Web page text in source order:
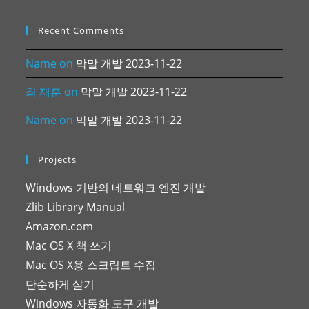
Recent Comments
Name on 막말 개발 2023-11-22
최 재훈 on 막말 개발 2023-11-22
Name on 막말 개발 2023-11-22
Projects
Windows 기반의 네트워크 엔진 개발
Zlib Library Manual
Amazon.com
Mac OS X 책 쓰기
Mac OS X용 스크립트 수집
단순하게 살기
Windows 자동화 도구 개발